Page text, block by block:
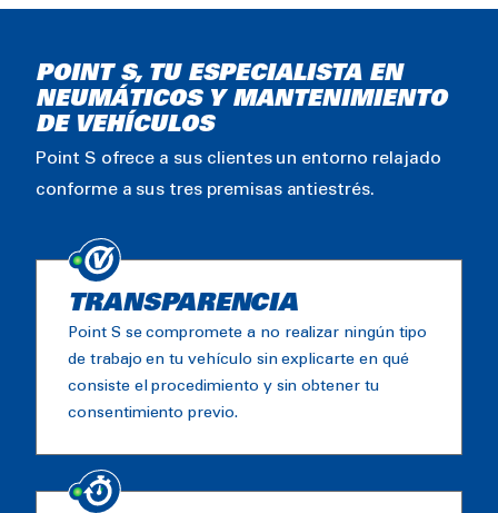
POINT S, TU ESPECIALISTA EN
NEUMÁTICOS Y MANTENIMIENTO
DE VEHÍCULOS
Point S ofrece a sus clientes un entorno relajado
conforme a sus tres premisas antiestrés.
TRANSPARENCIA
Point S se compromete a no realizar ningún tipo
de trabajo en tu vehículo sin explicarte en qué
consiste el procedimiento y sin obtener tu
consentimiento previo.